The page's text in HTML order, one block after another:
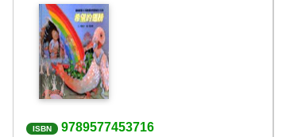
ISBN 9789577453716